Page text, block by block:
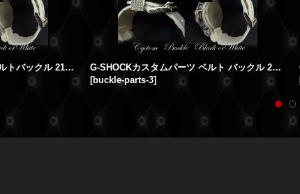
G-SHOCKカスタムパーツ ベルトバックル 21mm用
G-SHOCKカスタムパーツ ベルト バックル 21mm用
[buckle-parts-3]